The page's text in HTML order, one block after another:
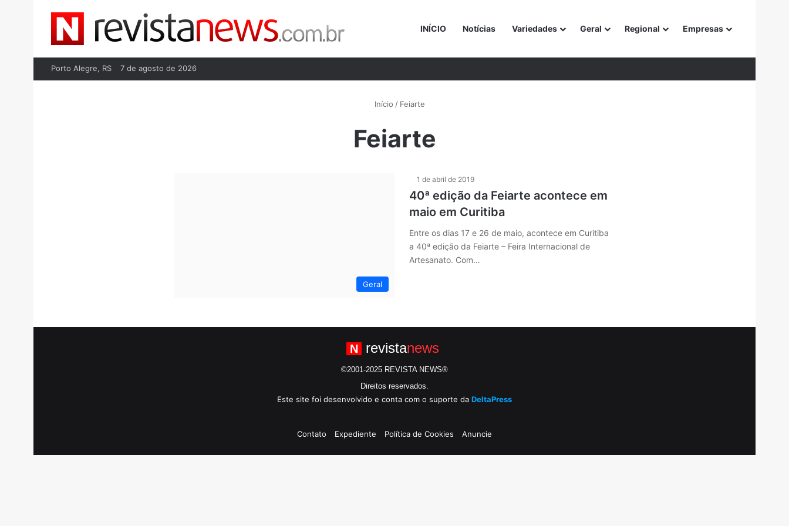
INÍCIO Notícias Variedades Geral Regional Empresas
Porto Alegre, RS 7 de agosto de 2026
Início / Feiarte
Feiarte
Geral
1 de abril de 2019
40ª edição da Feiarte acontece em
maio em Curitiba
Entre os dias 17 e 26 de maio, acontece em Curitiba
a 40ª edição da Feiarte – Feira Internacional de
Artesanato. Com…
N revistanews
©2001-2025 REVISTA NEWS®
Direitos reservados.
Este site foi desenvolvido e conta com o suporte da DeltaPress
Contato Expediente Política de Cookies Anuncie